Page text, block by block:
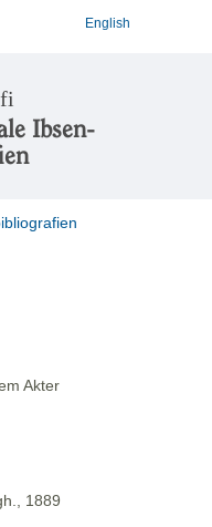
English
Ibsen-
Akter
1889